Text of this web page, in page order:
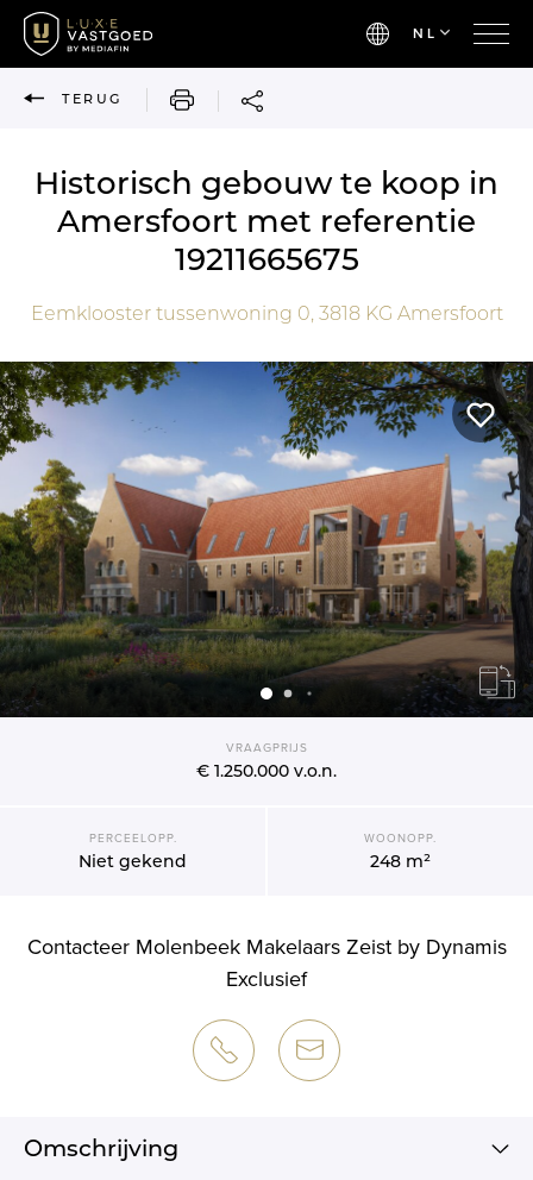
NL
TERUG AFDRUKKEN
Historisch gebouw te koop in
Amersfoort met referentie
19211665675
Eemklooster tussenwoning 0, 3818 KG Amersfoort
VRAAGPRIJS
€ 1.250.000 v.o.n.
PERCEELOPP.
Niet gekend
WOONOPP.
248 m²
Contacteer Molenbeek Makelaars Zeist by Dynamis
Exclusief
Omschrijving